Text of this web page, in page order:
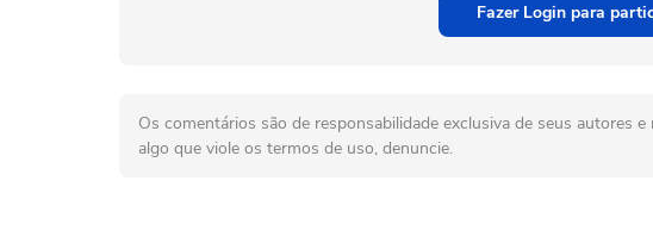
Fazer Login para
Os comentários são de responsabilidade exclusiva de seus autores
algo que viole os termos de uso, denuncie.